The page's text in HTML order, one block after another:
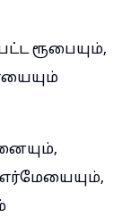
ரூபையும்,